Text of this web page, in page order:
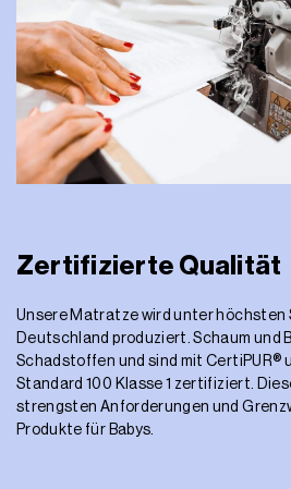
Zertifizierte Qualität
Unsere Matratze wird unter höchsten
Deutschland produziert. Schaum und
Schadstoffen und sind mit CertiPUR®
Standard 100 Klasse 1 zertifiziert.
strengsten Anforderungen und
Produkte für Babys.